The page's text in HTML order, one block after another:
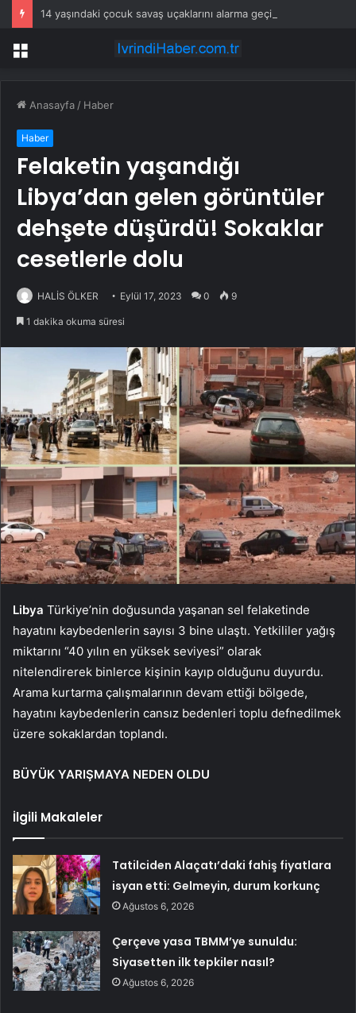
14 yaşındaki çocuk savaş uçaklarını alarma geçirdi
Menü
Anasayfa / Haber
Haber
Felaketin yaşandığı
Libya’dan gelen görüntüler
dehşete düşürdü! Sokaklar
cesetlerle dolu
HALİS ÖLKER Eylül 17, 2023 0 9
1 dakika okuma süresi
Libya Türkiye’nin doğusunda yaşanan sel felaketinde
hayatını kaybedenlerin sayısı 3 bine ulaştı. Yetkililer yağış
miktarını “40 yılın en yüksek seviyesi” olarak
nitelendirerek binlerce kişinin kayıp olduğunu duyurdu.
Arama kurtarma çalışmalarının devam ettiği bölgede,
hayatını kaybedenlerin cansız bedenleri toplu defnedilmek
üzere sokaklardan toplandı.
BÜYÜK YARIŞMAYA NEDEN OLDU
İlgili Makaleler
Tatilciden Alaçatı’daki fahiş fiyatlara
isyan etti: Gelmeyin, durum korkunç
Ağustos 6, 2026
Çerçeve yasa TBMM’ye sunuldu:
Siyasetten ilk tepkiler nasıl?
Ağustos 6, 2026